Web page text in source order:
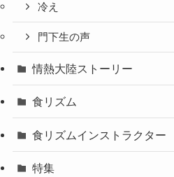
冷え
門下生の声
情熱大陸ストーリー
食リズム
食リズムインストラクター
特集